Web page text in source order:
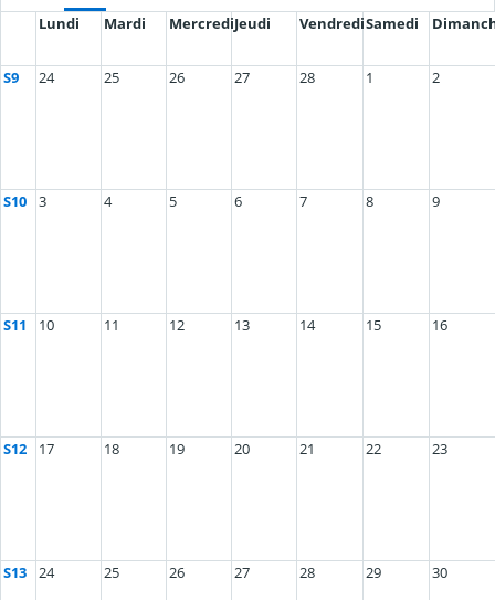
Lundi
Mardi MercrediJeudi VendrediSamedi
S9 24 25 26 27 28 1 2
S10 3 4 5 6 7 8 9
S11 10 11 12 13 14 15 16
S12 17 18 19 20 21 22 23
S13 24 25 26 27 28 29 30